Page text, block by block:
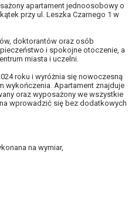
apartament jednoosobowy o
przy ul. Leszka Czarnego 1 w
doktorantów oraz osób
i spokojne otoczenie, a
miasta i uczelni.
roku i wyróżnia się nowoczesną
wykończenia. Apartament znajduje
oraz wyposażony we wszystkie
wprowadzić się bez dodatkowych
na wymiar,